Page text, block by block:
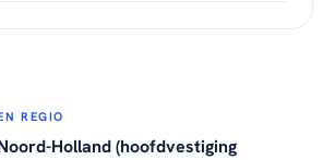
REGIO
Holland (hoofdvestiging